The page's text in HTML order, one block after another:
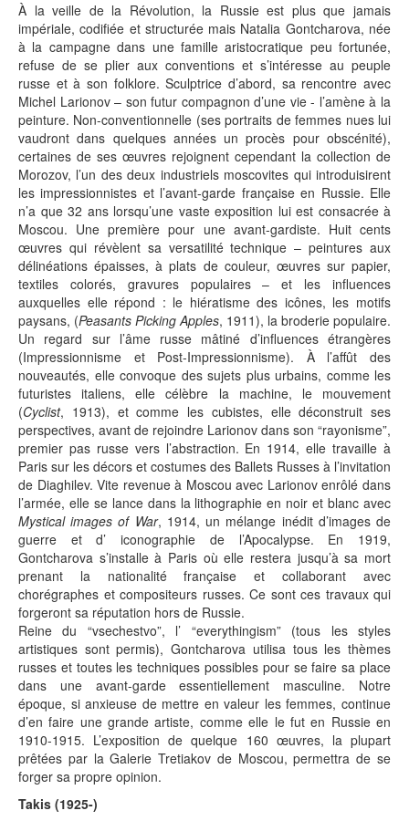
À la veille de la Révolution, la Russie est plus que jamais
impériale, codifiée et structurée mais Natalia Gontcharova, née
à la campagne dans une famille aristocratique peu fortunée,
refuse de se plier aux conventions et s’intéresse au peuple
russe et à son folklore. Sculptrice d’abord, sa rencontre avec
Michel Larionov – son futur compagnon d’une vie - l’amène à la
peinture. Non-conventionnelle (ses portraits de femmes nues lui
vaudront dans quelques années un procès pour obscénité),
certaines de ses œuvres rejoignent cependant la collection de
Morozov, l’un des deux industriels moscovites qui introduisirent
les impressionnistes et l’avant-garde française en Russie. Elle
n’a que 32 ans lorsqu’une vaste exposition lui est consacrée à
Moscou. Une première pour une avant-gardiste. Huit cents
œuvres qui révèlent sa versatilité technique – peintures aux
délinéations épaisses, à plats de couleur, œuvres sur papier,
textiles colorés, gravures populaires – et les influences
auxquelles elle répond : le hiératisme des icônes, les motifs
paysans, (Peasants Picking Apples, 1911), la broderie populaire.
Un regard sur l’âme russe mâtiné d’influences étrangères
(Impressionnisme et Post-Impressionnisme). À l’affût des
nouveautés, elle convoque des sujets plus urbains, comme les
futuristes italiens, elle célèbre la machine, le mouvement
(Cyclist, 1913), et comme les cubistes, elle déconstruit ses
perspectives, avant de rejoindre Larionov dans son “rayonisme”,
premier pas russe vers l’abstraction. En 1914, elle travaille à
Paris sur les décors et costumes des Ballets Russes à l’invitation
de Diaghilev. Vite revenue à Moscou avec Larionov enrôlé dans
l’armée, elle se lance dans la lithographie en noir et blanc avec
Mystical images of War, 1914, un mélange inédit d’images de
guerre et d’ iconographie de l’Apocalypse. En 1919,
Gontcharova s’installe à Paris où elle restera jusqu’à sa mort
prenant la nationalité française et collaborant avec
chorégraphes et compositeurs russes. Ce sont ces travaux qui
forgeront sa réputation hors de Russie.
Reine du “vsechestvo”, l’ “everythingism” (tous les styles
artistiques sont permis), Gontcharova utilisa tous les thèmes
russes et toutes les techniques possibles pour se faire sa place
dans une avant-garde essentiellement masculine. Notre
époque, si anxieuse de mettre en valeur les femmes, continue
d’en faire une grande artiste, comme elle le fut en Russie en
1910-1915. L’exposition de quelque 160 œuvres, la plupart
prêtées par la Galerie Tretiakov de Moscou, permettra de se
forger sa propre opinion.
Takis (1925-)